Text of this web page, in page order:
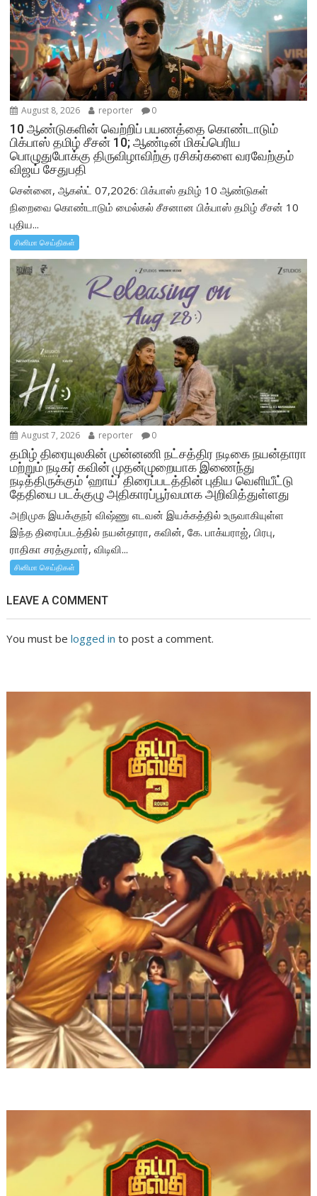
August 8, 2026 reporter 0
10 ஆண்டுகளின் வெற்றிப் பயணத்தை கொண்டாடும்
பிக்பாஸ் தமிழ் சீசன் 10; ஆண்டின் மிகப்பெரிய
பொழுதுபோக்கு திருவிழாவிற்கு ரசிகர்களை வரவேற்கும்
விஜய் சேதுபதி
சென்னை, ஆகஸ்ட் 07,2026: பிக்பாஸ் தமிழ் 10 ஆண்டுகள்
நிறைவை கொண்டாடும் மைல்கல் சீசனான பிக்பாஸ் தமிழ் சீசன் 10
புதிய...
சினிமா செய்திகள்
August 7, 2026 reporter 0
தமிழ் திரையுலகின் முன்னணி நட்சத்திர நடிகை நயன்தாரா
மற்றும் நடிகர் கவின் முதன்முறையாக இணைந்து
நடித்திருக்கும் ‘ஹாய்’ திரைப்படத்தின் புதிய வெளியீட்டு
தேதியை படக்குழு அதிகாரப்பூர்வமாக அறிவித்துள்ளது
அறிமுக இயக்குநர் விஷ்ணு எடவன் இயக்கத்தில் உருவாகியுள்ள
இந்த திரைப்படத்தில் நயன்தாரா, கவின், கே. பாக்யராஜ், பிரபு,
ராதிகா சரத்குமார், விடிவி...
சினிமா செய்திகள்
LEAVE A COMMENT
You must belogged in to post a comment.